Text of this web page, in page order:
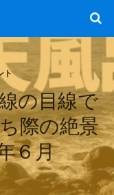
ト
の目線で
際の絶景
６月